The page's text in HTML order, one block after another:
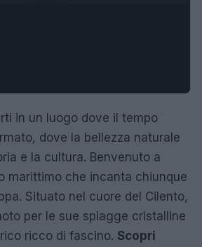
in un luogo dove il tempo
dove la bellezza naturale
e la cultura. Benvenuto a
marittimo che incanta chiunque
Situato nel cuore del Cilento,
per le sue spiagge cristalline
ricco di fascino. Scopri